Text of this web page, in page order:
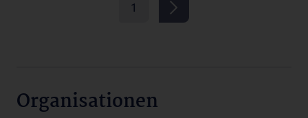
1
Organisationen